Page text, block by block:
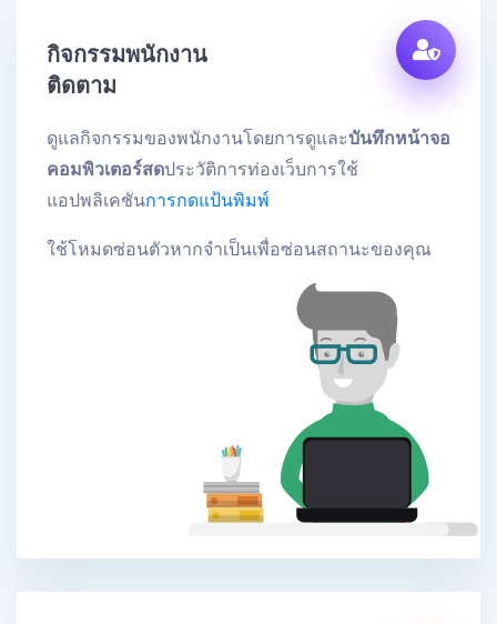
กิจกรรมพนักงาน
ติดตาม
ดูแลกิจกรรมของพนักงานโดยการดูและบันทึกหน้าจอ
คอมพิวเตอร์สดประวัติการท่องเว็บการใช้
แอปพลิเคชันการกดแป้นพิมพ์
ใช้โหมดซ่อนตัวหากจําเป็นเพื่อซ่อนสถานะของคุณ